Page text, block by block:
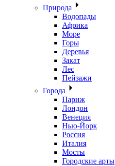
Природа
Водопады
Африка
Море
Горы
Деревья
Закат
Лес
Пейзажи
Города
Париж
Лондон
Венеция
Нью-Йорк
Россия
Италия
Мосты
Городские арты